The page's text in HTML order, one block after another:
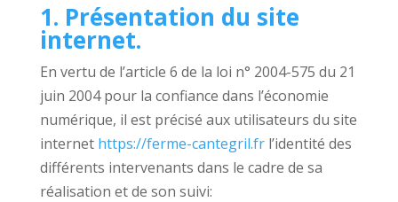
1. Présentation du site
internet.
En vertu de l’article 6 de la loi n° 2004-575 du 21
juin 2004 pour la confiance dans l’économie
numérique, il est précisé aux utilisateurs du site
internet https://ferme-cantegril.frl’identité des
différents intervenants dans le cadre de sa
réalisation et de son suivi: